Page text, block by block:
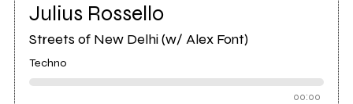
Julius Rossello
Streets of New Delhi (w/ Alex Font)
Techno
00:00